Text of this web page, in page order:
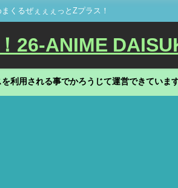
くるぜぇぇぇっとZプラス！
26-ANIME
利用される事でかろうじて運営できていま